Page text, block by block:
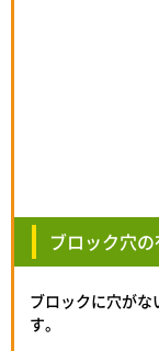
ブロック穴の
ブロックに穴がな
す。